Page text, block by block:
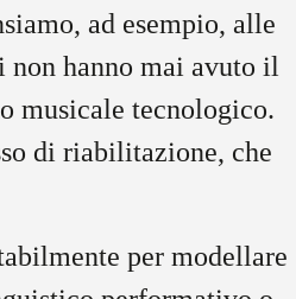
ad esempio, alle
hanno mai avuto il
musicale tecnologico.
di riabilitazione, che
per modellare